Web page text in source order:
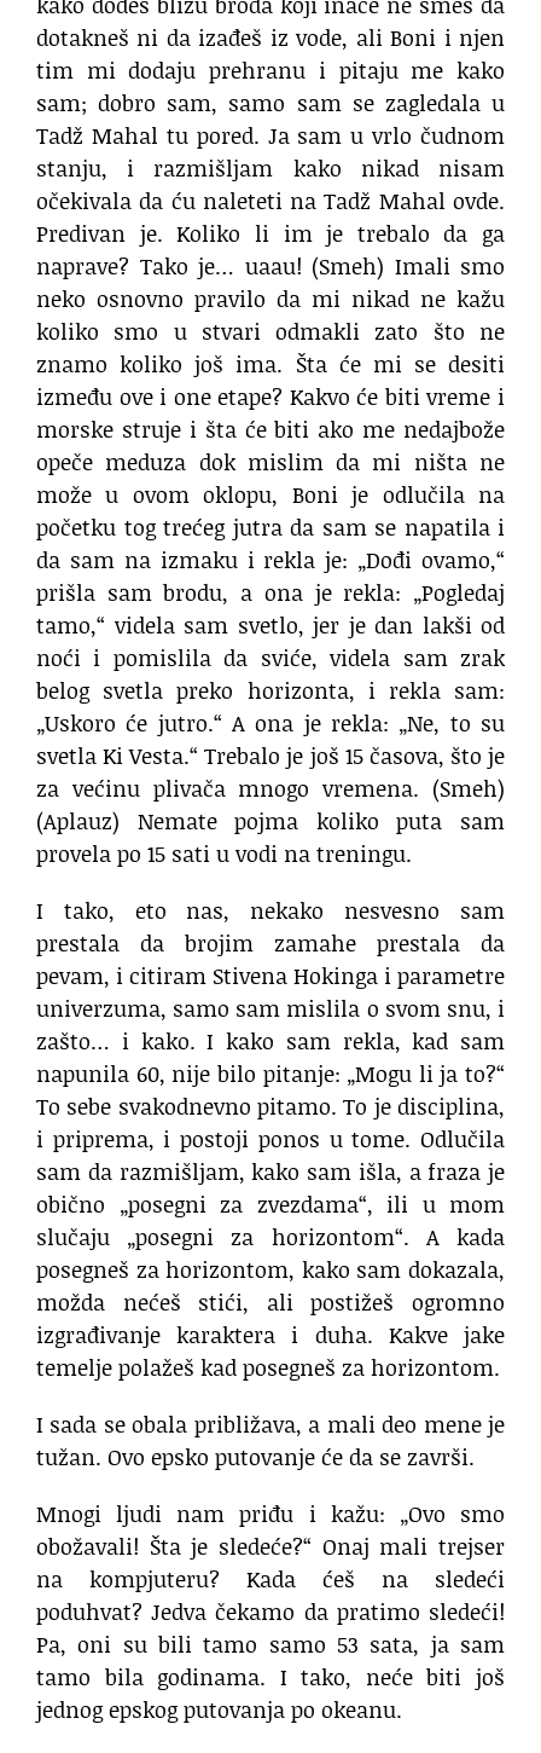
dotakneš ni da izađeš iz vode, ali Boni i njen
tim mi dodaju prehranu i pitaju me kako
sam; dobro sam, samo sam se zagledala u
Tadž Mahal tu pored. Ja sam u vrlo čudnom
stanju,
i razmišljam kako nikad nisam
očekivala da ću naleteti na Tadž Mahal ovde.
Predivan je. Koliko li im je trebalo da ga
naprave? Tako je… uaau! (Smeh) Imali smo
neko osnovno pravilo da mi nikad ne kažu
koliko smo u stvari odmakli zato što ne
znamo koliko još ima. Šta će mi se desiti
između ove i one etape? Kakvo će biti vreme i
morske struje i šta će biti ako me nedajbože
opeče meduza dok mislim da mi ništa ne
može u ovom oklopu, Boni je odlučila na
početku tog trećeg jutra da sam se napatila i
da sam na izmaku i rekla je: „Dođi ovamo,“
prišla sam brodu, a ona je rekla: „Pogledaj
tamo,“ videla sam svetlo, jer je dan lakši od
noći i pomislila da sviće, videla sam zrak
belog svetla preko horizonta, i rekla sam:
„Uskoro će jutro.“ A ona je rekla: „Ne, to su
svetla Ki Vesta.“ Trebalo je još 15 časova, što je
za većinu plivača mnogo vremena. (Smeh)
(Aplauz)
Nemate pojma koliko puta sam
provela po 15 sati u vodi na treningu.
I tako, eto nas, nekako nesvesno
sam
prestala da brojim zamahe
prestala da
pevam, i citiram Stivena Hokinga i parametre
univerzuma, samo sam mislila o svom snu, i
zašto… i kako. I kako sam rekla, kad sam
napunila 60, nije bilo pitanje: „Mogu li ja to?“
To sebe svakodnevno pitamo. To je disciplina,
i priprema, i postoji ponos u tome. Odlučila
sam da razmišljam, kako sam išla, a fraza je
obično „posegni za zvezdama“, ili u mom
slučaju „posegni za horizontom“. A kada
posegneš za horizontom, kako sam dokazala,
možda nećeš stići,
ali postižeš ogromno
izgrađivanje karaktera i duha. Kakve jake
temelje polažeš kad posegneš za horizontom.
I sada se obala približava, a mali deo mene je
tužan. Ovo epsko putovanje će da se završi.
Mnogi ljudi nam priđu i kažu: „Ovo smo
obožavali! Šta je sledeće?“ Onaj mali trejser
na kompjuteru?
Kada ćeš na sledeći
poduhvat? Jedva čekamo da pratimo sledeći!
Pa, oni su bili tamo samo 53 sata, ja sam
tamo bila godinama. I tako, neće biti još
jednog epskog putovanja po okeanu.